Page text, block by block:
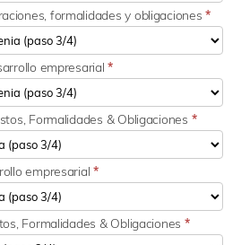
formalidades y obligaciones*
empresarial*
Formalidades & Obligaciones *
empresarial*
Formalidades & Obligaciones *